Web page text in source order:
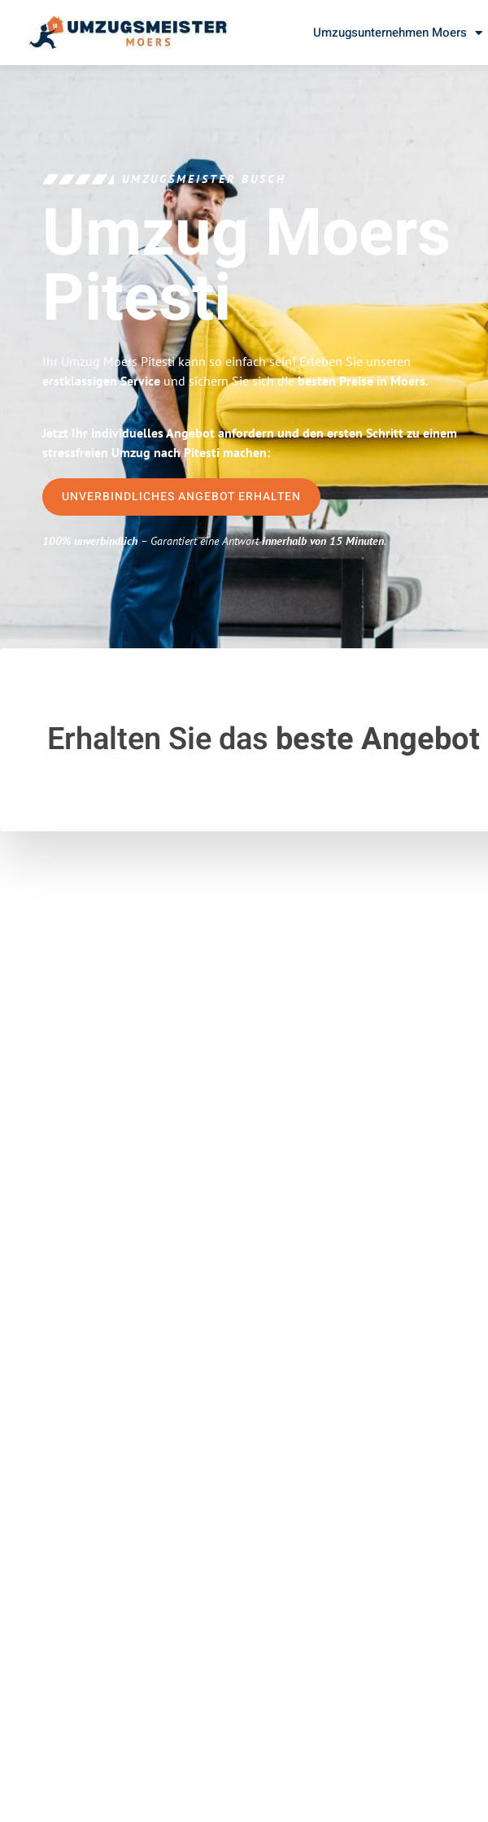
Umzugsunternehmen Moers
UMZUGSMEISTER BUSCH
Umzug Moers
Pitesti
Ihr Umzug Moers Pitesti kann so einfach sein! Erleben Sie unseren
erstklassigen Service und sichern Sie sich diebesten Preise in Moers.
Jetzt Ihr individuelles Angebot anfordern und den ersten Schritt zu einem
stressfreien Umzug nach Pitesti machen:
UNVERBINDLICHES ANGEBOT ERHALTEN
100% unverbindlich– Garantiert eine Antwortinnerhalb von 15 Minuten.
Erhalten Sie das beste Angebot